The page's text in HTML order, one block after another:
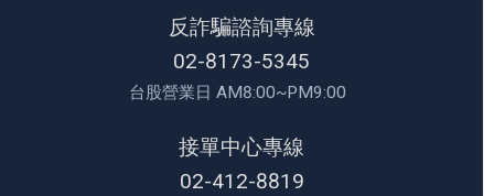
反詐騙諮詢專線
02-8173-5345
台股營業日 AM8:00~PM9:00
接單中心專線
02-412-8819